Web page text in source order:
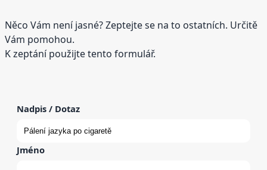
Něco Vám není jasné? Zeptejte se na to ostatních. Určitě
Vám pomohou.
K zeptání použijte tento formulář.
Nadpis / Dotaz
Jméno